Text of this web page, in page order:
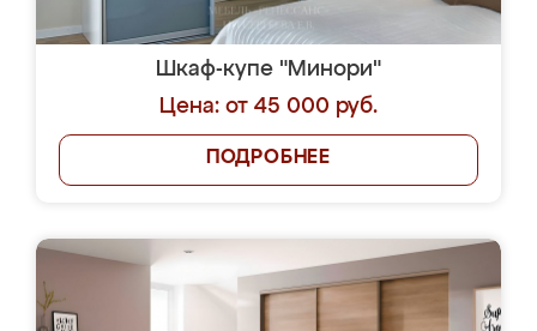
Шкаф-купе "Минори"
Цена: от 45 000 руб.
ПОДРОБНЕЕ